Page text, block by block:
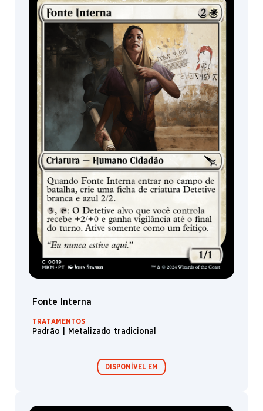
Expositor de
Booster /
Boosters de
Jogo
lançamento
Fonte Interna
TRATAMENTOS
Padrão | Metalizado tradicional
DISPONÍVEL EM